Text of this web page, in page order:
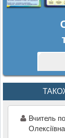
Вчитель
Олексіївна